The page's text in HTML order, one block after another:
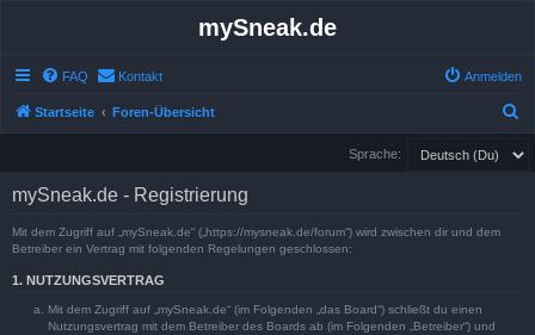
mySneak.de
FAQ Kontakt Anmelden
Startseite Foren-Übersicht
Sprache:
mySneak.de - Registrierung
Mit dem Zugriff auf „mySneak.de“ („https://mysneak.de/forum“) wird zwischen dir und dem
Betreiber ein Vertrag mit folgenden Regelungen geschlossen:
1. NUTZUNGSVERTRAG
Mit dem Zugriff auf „mySneak.de“ (im Folgenden „das Board“) schließt du einen
Nutzungsvertrag mit dem Betreiber des Boards ab (im Folgenden „Betreiber“) und